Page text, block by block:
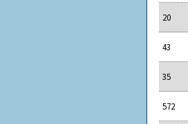
20
43
35
572